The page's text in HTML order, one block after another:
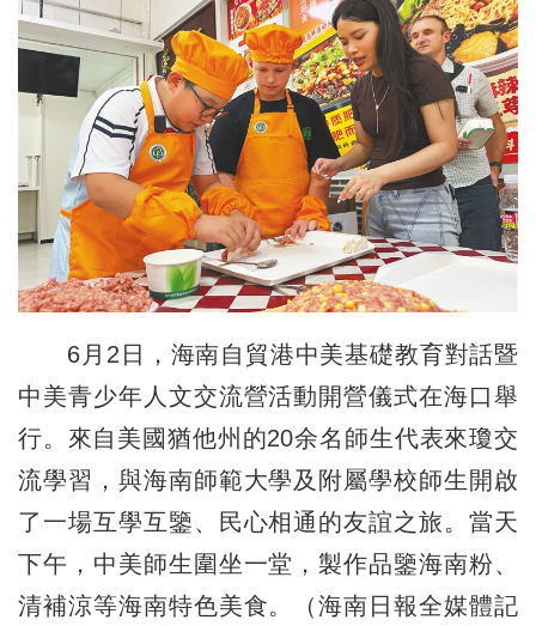
6月2日，海南自貿港中美基礎教育對話暨
中美青少年人文交流營活動開營儀式在海口舉
行。來自美國猶他州的20余名師生代表來瓊交
流學習，與海南師範大學及附屬學校師生開啟
了一場互學互鑒、民心相通的友誼之旅。當天
下午，中美師生圍坐一堂，製作品鑒海南粉、
清補涼等海南特色美食。（海南日報全媒體記